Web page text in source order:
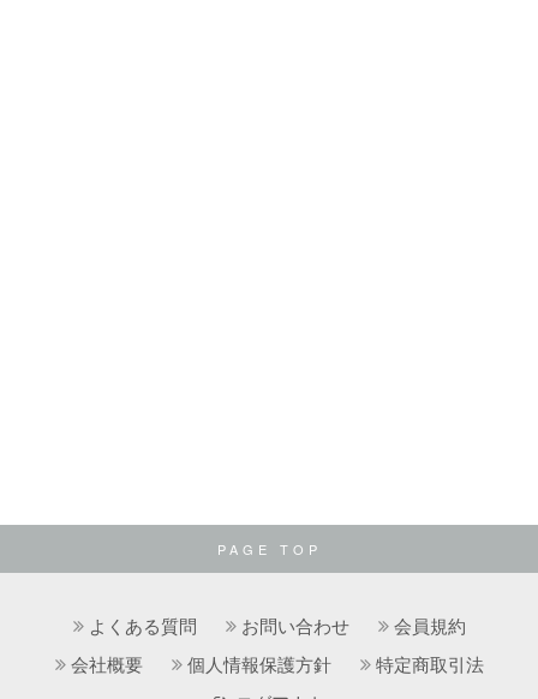
PAGE TOP
よくある質問 お問い合わせ
会員規約
会社概要
個人情報保護方針
特定商取引法